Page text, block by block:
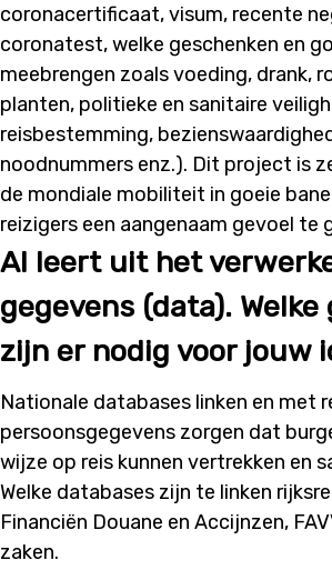
coronacertificaat, visum, recente
coronatest, welke geschenken en
meebrengen zoals voeding, drank,
planten, politieke en sanitaire
reisbestemming,
noodnummers enz.). Dit project is
de mondiale mobiliteit in goeie
reizigers een aangenaam gevoel te
AI leert uit het
gegevens (data). Welke
zijn er nodig voor jouw
Nationale databases linken en met
persoonsgegevens zorgen dat
wijze op reis kunnen vertrekken en
Welke databases zijn te linken
Financiën Douane en Accijnzen,
zaken.